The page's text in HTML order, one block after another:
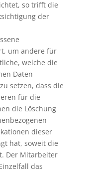
so trifft die
der
um andere für
welche die
Daten
setzen, dass die
für die
die Löschung
dieser
hat, soweit die
Der Mitarbeiter
das